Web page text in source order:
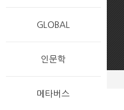
GLOBAL
인문학
메타버스